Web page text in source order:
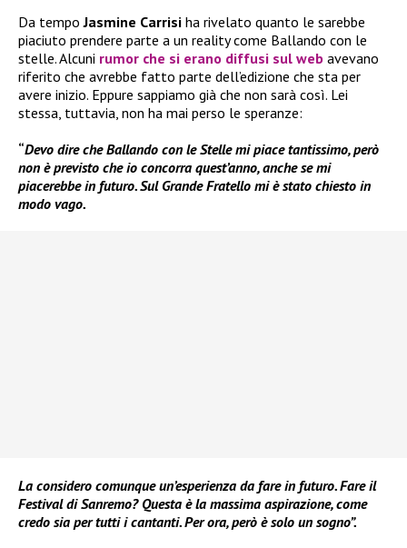
Da tempoJasmine Carrisi ha rivelato quanto le sarebbe
piaciuto prendere parte a un reality come Ballando con le
stelle. Alcuni rumor che si erano diffusi sul web avevano
riferito che avrebbe fatto parte dell’edizione che sta per
avere inizio. Eppure sappiamo già che non sarà così. Lei
stessa, tuttavia, non ha mai perso le speranze:
“Devo dire che Ballando con le Stelle mi piace tantissimo, però
non è previsto che io concorra quest’anno, anche se mi
piacerebbe in futuro. Sul Grande Fratello mi è stato chiesto in
modo vago.
La considero comunque un’esperienza da fare in futuro. Fare il
Festival di Sanremo? Questa è la massima aspirazione, come
credo sia per tutti i cantanti. Per ora, però è solo un sogno”.